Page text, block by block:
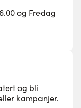
og Fredag
og bli
kampanjer.